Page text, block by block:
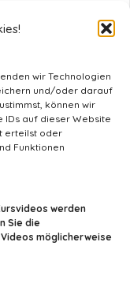
wir Technologien
und/oder darauf
können wir
IDs auf dieser Website
erteilst oder
Funktionen
werden
Sie die
möglicherweise